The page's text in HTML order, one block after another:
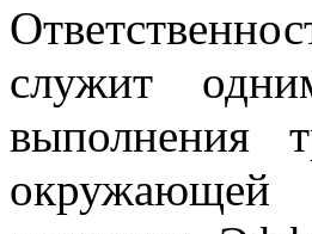
служит
выполнения